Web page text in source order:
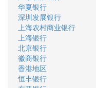
华夏银行
深圳发展银行
上海农村商业银行
上海银行
北京银行
徽商银行
香港地区
恒丰银行